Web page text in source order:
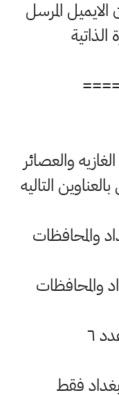
المرسل
والعصائر